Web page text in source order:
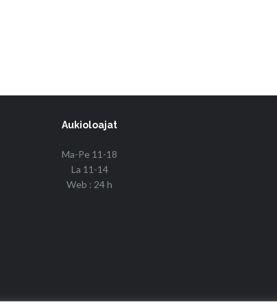
Aukioloajat
Ma-Pe 11-18
La 11-14
Web : 24 h